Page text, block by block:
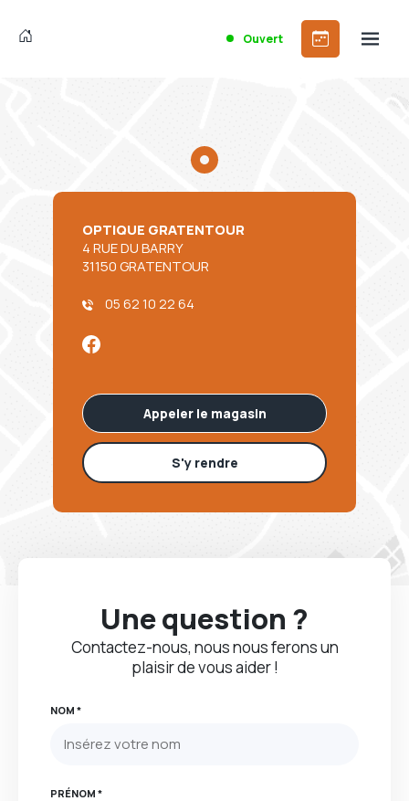
Ouvert
OPTIQUE GRATENTOUR
4 RUE DU BARRY
31150 GRATENTOUR
05 62 10 22 64
Appeler le magasin
S'y rendre
Une question ?
Contactez-nous, nous nous ferons un
plaisir de vous aider !
NOM *
PRÉNOM *